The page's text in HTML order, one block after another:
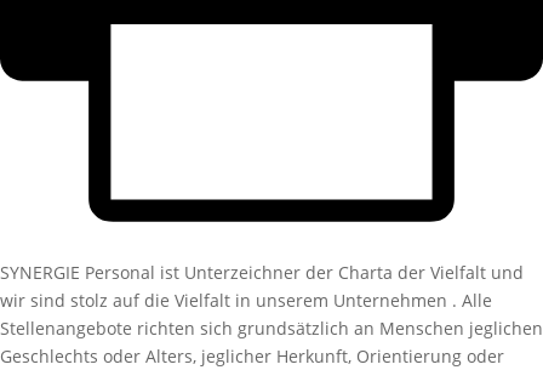
SYNERGIE Personal ist Unterzeichner der Charta der Vielfalt und
wir sind stolz auf die Vielfalt in unserem Unternehmen . Alle
Stellenangebote richten sich grundsätzlich an Menschen jeglichen
Geschlechts oder Alters, jeglicher Herkunft, Orientierung oder